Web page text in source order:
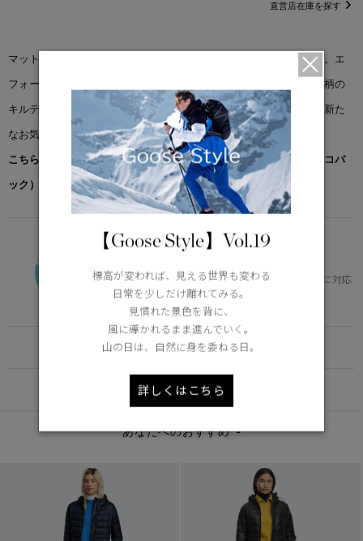
直営店在庫を探す
マットな質感の2WAYストレッチ素材を使用した＜クレア コート＞。エ
フォートレスなシルエット、ミッドレングス丈、美しいシェブロン柄の
キルティングが特徴です。このコートは、あなたのワードローブの新た
なお気に入りの一着となるでしょう。
こちらの商品には先着でノベルティー（オリジナルポケッタブルエコバ
ック）をプレゼント。※なくなり次第終了となります。
VERSATILE
体の芯を冷やさず、快適。幅広いニーズに対応
Learn more about TEI
FUNCTION
DETAIL
あなたへのおすすめ
【Goose Style】Vol.19
標高が変われば、見える世界も変わる
日常を少しだけ離れてみる。
見慣れた景色を背に、
風に導かれるまま進んでいく。
山の日は、自然に身を委ねる日。
詳しくはこちら